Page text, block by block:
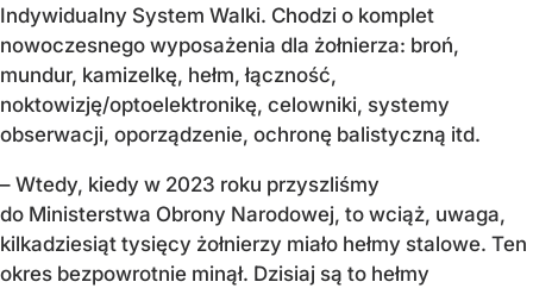
Indywidualny System Walki. Chodzi o komplet
nowoczesnego wyposażenia dla żołnierza: broń,
mundur, kamizelkę, hełm, łączność,
noktowizję/optoelektronikę, celowniki, systemy
obserwacji, oporządzenie, ochronę balistyczną itd.
– Wtedy, kiedy w 2023 roku przyszliśmy
do Ministerstwa Obrony Narodowej, to wciąż, uwaga,
kilkadziesiąt tysięcy żołnierzy miało hełmy stalowe. Ten
okres bezpowrotnie minął. Dzisiaj są to hełmy